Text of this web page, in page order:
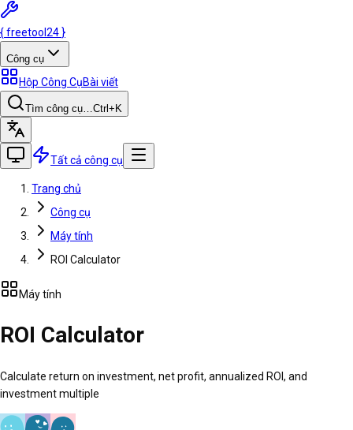
{freetool 24 }
Công cụ
Hộp Công CụBài viết
Tìm công cụ…Ctrl +K
Tất cả công cụ
Trang chủ
Công cụ
Máy tính
ROI Calculator
Máy tính
ROI Calculator
Calculate return on investment, net profit, annualized ROI, and
investment multiple